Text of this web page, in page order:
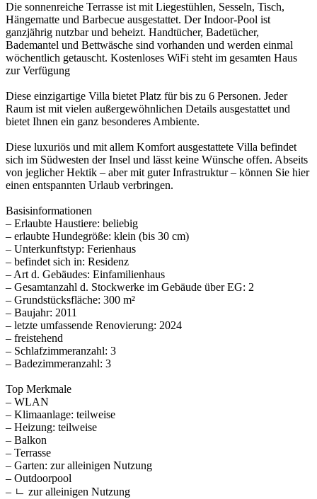
Die sonnenreiche Terrasse ist mit Liegestühlen, Sesseln, Tisch,
Hängematte und Barbecue ausgestattet. Der Indoor-Pool ist
ganzjährig nutzbar und beheizt. Handtücher, Badetücher,
Bademantel und Bettwäsche sind vorhanden und werden einmal
wöchentlich getauscht. Kostenloses WiFi steht im gesamten Haus
zur Verfügung
Diese einzigartige Villa bietet Platz für bis zu 6 Personen. Jeder
Raum ist mit vielen außergewöhnlichen Details ausgestattet und
bietet Ihnen ein ganz besonderes Ambiente.
Diese luxuriös und mit allem Komfort ausgestattete Villa befindet
sich im Südwesten der Insel und lässt keine Wünsche offen. Abseits
von jeglicher Hektik – aber mit guter Infrastruktur – können Sie hier
einen entspannten Urlaub verbringen.
Basisinformationen
– Erlaubte Haustiere: beliebig
– erlaubte Hundegröße: klein (bis 30 cm)
– Unterkunftstyp: Ferienhaus
– befindet sich in: Residenz
– Art d. Gebäudes: Einfamilienhaus
– Gesamtanzahl d. Stockwerke im Gebäude über EG: 2
– Grundstücksfläche: 300 m²
– Baujahr: 2011
– letzte umfassende Renovierung: 2024
– freistehend
– Schlafzimmeranzahl: 3
– Badezimmeranzahl: 3
Top Merkmale
– WLAN
– Klimaanlage: teilweise
– Heizung: teilweise
– Balkon
– Terrasse
– Garten: zur alleinigen Nutzung
– Outdoorpool
– ㄴ zur alleinigen Nutzung